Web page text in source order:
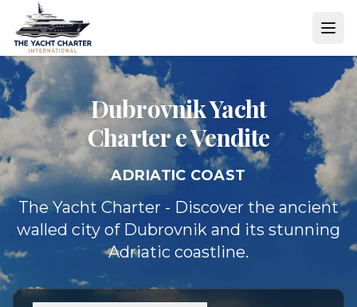
Dubrovnik Yacht
Charter e Vendite
ADRIATIC COAST
The Yacht Charter - Discover the ancient
walled city of Dubrovnik and its stunning
Adriatic coastline.